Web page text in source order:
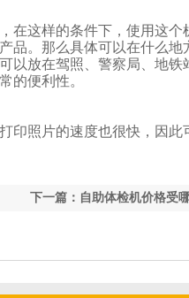
在这样的条件下，使用这
品。那么具体可以在什么地
驾照、警察局、地铁站
便利性。
印照片的速度也很快，因
下一篇：自助体检机价格受